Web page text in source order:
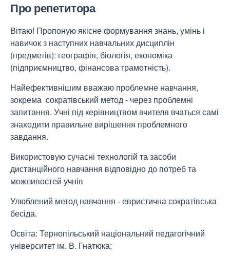
Про репетитора
Вітаю! Пропоную якісне формування знань, умінь і
навичок з наступних навчальних дисциплін
(предметів): географія, біологія, економіка
(підприємництво, фінансова грамотність).
Найефективнішим вважаю проблемне навчання,
зокрема сократівський метод - через проблемні
запитання. Учні під керівництвом вчителя вчаться самі
знаходити правильне вирішення проблемного
завдання.
Використовую сучасні технологій та засоби
дистанційного навчання відповідно до потреб та
можливостей учнів
Улюблений метод навчання - евристична сократівська
бесіда.
Освіта: Тернопільський національний педагогічний
університет ім. В. Гнатюка;